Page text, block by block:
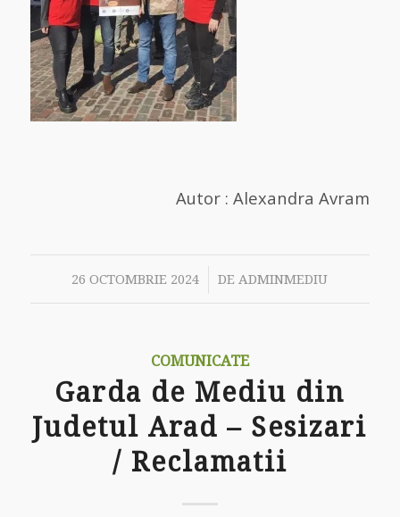
Autor : Alexandra Avram
26 OCTOMBRIE 2024
/ DEADMINMEDIU
COMUNICATE
Garda de Mediu din
Judetul Arad – Sesizari
/ Reclamatii